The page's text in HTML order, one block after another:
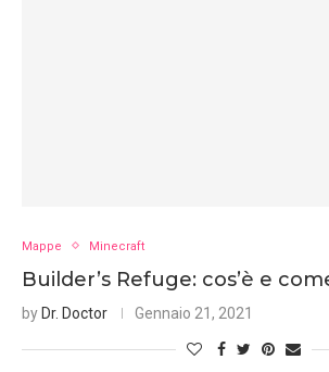
Mappe Minecraft
Builder’s Refuge: cos’è e
by Dr. Doctor Gennaio 21, 2021